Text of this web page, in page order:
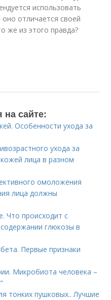
использовать
отличается своей
же из этого правда?
сайте:
Особенности ухода за
ухода за
лица в разном
омоложения
лица должны
Что происходит с
глюкозы в
Первые признаки
Микробиота человека –
тонких пушковых.. Лучшие